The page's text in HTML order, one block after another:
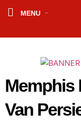
MENU
Memphis
Van